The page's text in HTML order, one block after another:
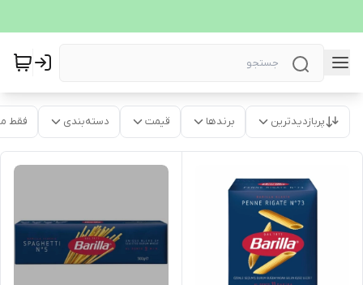
پربازدیدترین برندها قیمت دسته‌بندی فقط